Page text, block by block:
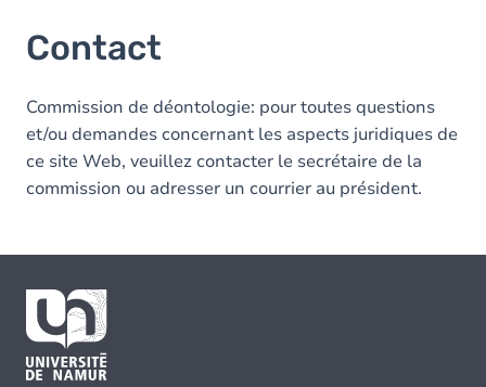
Contact
Commission de déontologie: pour toutes questions
et/ou demandes concernant les aspects juridiques de
ce site Web, veuillez contacter le secrétaire de la
commission ou adresser un courrier au président.